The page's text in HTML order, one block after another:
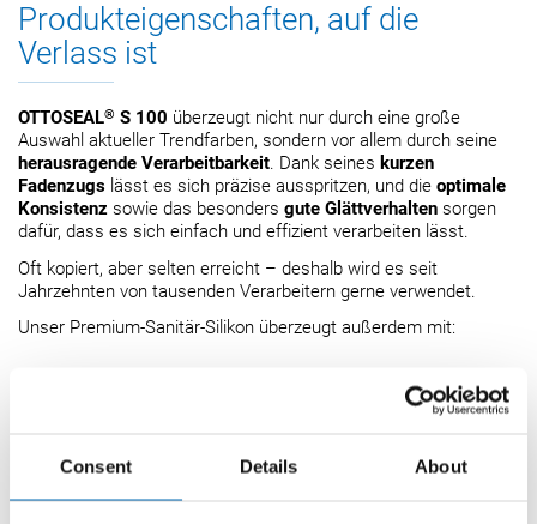
Consent Details About
Produkteigenschaften, auf die
Verlass ist
OTTOSEAL® S 100 überzeugt nicht nur durch eine große
Auswahl aktueller Trendfarben, sondern vor allem durch seine
herausragende Verarbeitbarkeit. Dank seines kurzen
Fadenzugs lässt es sich präzise ausspritzen, und die optimale
Konsistenz sowie das besonders gute Glättverhalten sorgen
dafür, dass es sich einfach und effizient verarbeiten lässt.
Oft kopiert, aber selten erreicht – deshalb wird es seit
Jahrzehnten von tausenden Verarbeitern gerne verwendet.
Unser Premium-Sanitär-Silikon überzeugt außerdem mit:
Haftet ohne die Verwendung eines Primers auf den
gängigsten Untergründen wie Fliesen (glasiert und